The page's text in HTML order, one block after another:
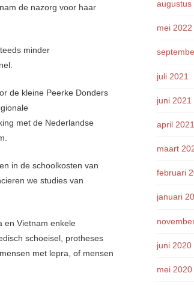
de nazorg voor haar
minder
de kleine Peerke Donders
met de Nederlandse
in de schoolkosten van
we studies van
en Vietnam enkele
schoeisel, protheses
met lepra, of mensen
augustus
mei 2022
juli 2021
juni 2021
april 2021
maart
februari
januari
juni 2020
mei 2020